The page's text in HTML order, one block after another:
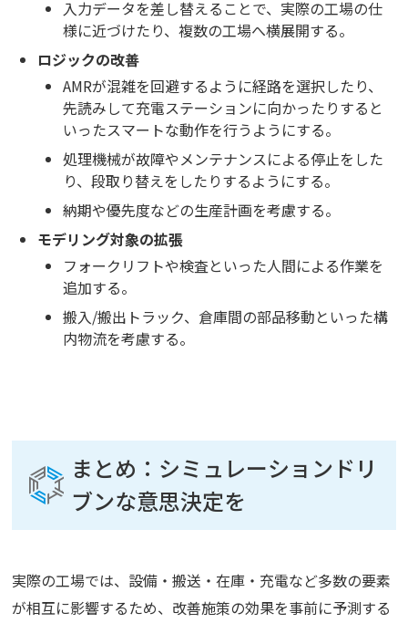
入力データを差し替えることで、実際の工場の仕
様に近づけたり、複数の工場へ横展開する。
ロジックの改善
AMRが混雑を回避するように経路を選択したり、
先読みして充電ステーションに向かったりすると
いったスマートな動作を行うようにする。
処理機械が故障やメンテナンスによる停止をした
り、段取り替えをしたりするようにする。
納期や優先度などの生産計画を考慮する。
モデリング対象の拡張
フォークリフトや検査といった人間による作業を
追加する。
搬入/搬出トラック、倉庫間の部品移動といった構
内物流を考慮する。
まとめ：シミュレーションドリ
ブンな意思決定を
実際の工場では、設備・搬送・在庫・充電など多数の要素
が相互に影響するため、改善施策の効果を事前に予測する